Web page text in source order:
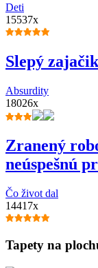
Deti
15537x
Slepý
Absurdity
18026x
Zranený
neúspešnú
Čo život dal
14417x
Tapety na